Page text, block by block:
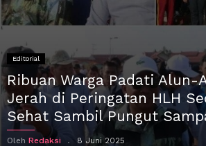
Editorial
Ribuan Warga Padati Alun-
Jerah di Peringatan HLH
Sehat Sambil Pungut
Oleh Redaksi 8 Juni 2025